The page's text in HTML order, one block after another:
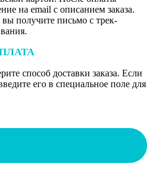
на email с описанием заказа.
вы получите письмо с трек-
способ доставки заказа. Если
его в специальное поле для